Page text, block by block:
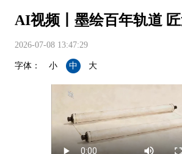
AI视频丨墨绘百年轨道
2026-07-08 13:47:29
字体： 小 中 大